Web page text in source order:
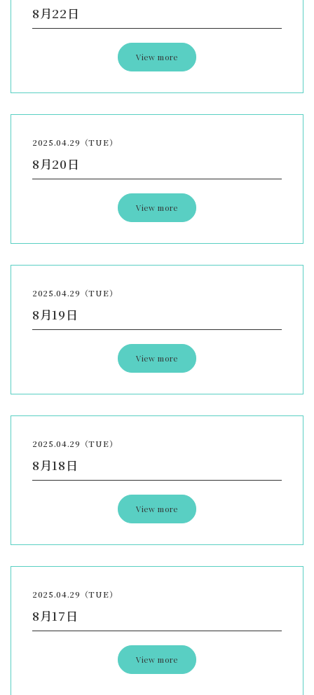
8月22日
View more
2025.04.29（TUE）
8月20日
View more
2025.04.29（TUE）
8月19日
View more
2025.04.29（TUE）
8月18日
View more
2025.04.29（TUE）
8月17日
View more